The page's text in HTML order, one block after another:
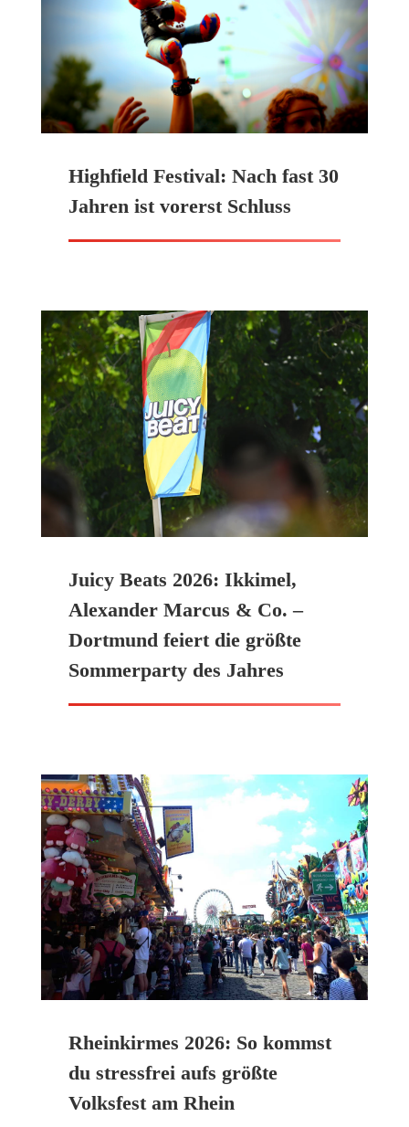
Highfield Festival: Nach fast 30
Jahren ist vorerst Schluss
Juicy Beats 2026: Ikkimel,
Alexander Marcus & Co. –
Dortmund feiert die größte
Sommerparty des Jahres
Rheinkirmes 2026: So kommst
du stressfrei aufs größte
Volksfest am Rhein